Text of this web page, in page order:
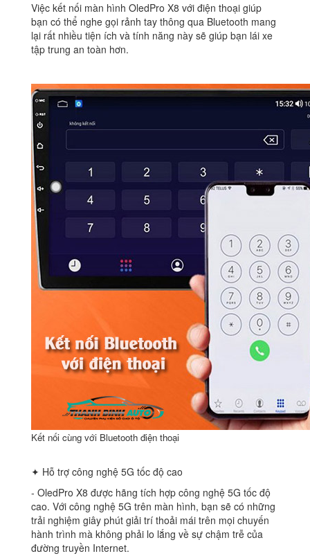
Việc kết nối màn hình OledPro X8 với điện thoại giúp
bạn có thể nghe gọi rảnh tay thông qua Bluetooth mang
lại rất nhiều tiện ích và tính năng này sẽ giúp bạn lái xe
tập trung an toàn hơn.
Kết nối cùng với Bluetooth điện thoại
✦ Hỗ trợ công nghệ 5G tốc độ cao
‐ OledPro X8 được hãng tích hợp công nghệ 5G tốc độ
cao. Với công nghệ 5G trên màn hình, bạn sẽ có những
trải nghiệm giây phút giải trí thoải mái trên mọi chuyến
hành trình mà không phải lo lắng về sự chậm trễ của
đường truyền Internet.